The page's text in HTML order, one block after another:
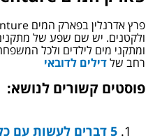
ולקטנים. יש שם שפע של
ומתקני מים לילדים ולכל
רחב שלדילים לדובאי
פוסטים קשורים לנושא:
5 דברים לעשות עם כלבי קינג צארלס בבית